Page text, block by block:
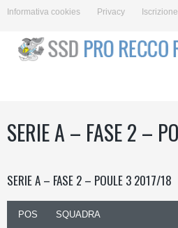
Informativa cookies Privacy
SERIE A – FASE 2 –
SERIE A – FASE 2 – POULE 3 2017/18
POS SQUADRA